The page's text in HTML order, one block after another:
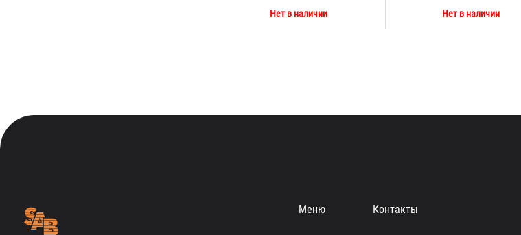
Нет в наличии Нет в наличии
Меню Контакты